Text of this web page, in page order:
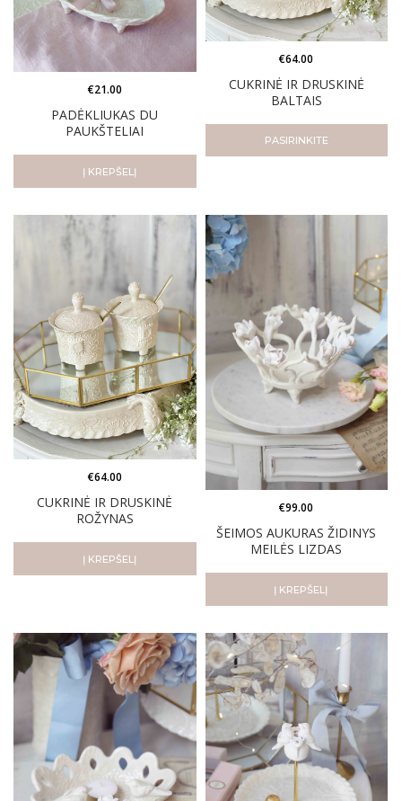
PADĖKLIUKAS DU
PAUKŠTELIAI
€21.00
Į KREPŠELĮ
CUKRINĖ IR DRUSKINĖ
BALTAIS
€64.00
PASIRINKITE
CUKRINĖ IR DRUSKINĖ
ROŽYNAS
€64.00
Į KREPŠELĮ
ŠEIMOS AUKURAS ŽIDINYS
MEILĖS LIZDAS
€99.00
Į KREPŠELĮ